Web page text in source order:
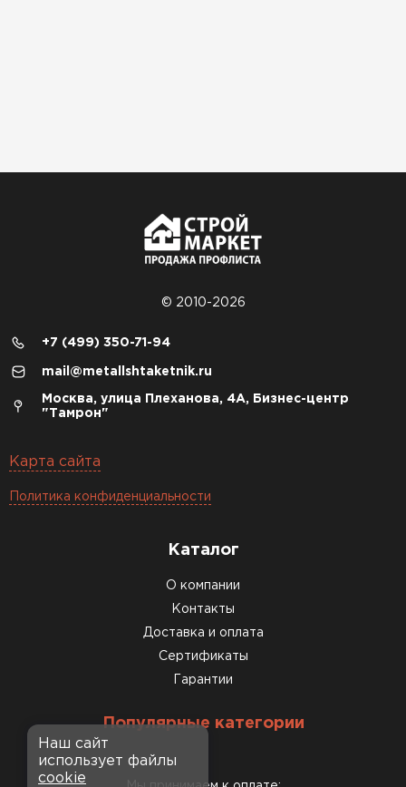
© 2010-2026
+7 (499) 350-71-94
mail@metallshtaketnik.ru
Москва, улица Плеханова, 4А, Бизнес-центр
"Тамрон"
Карта сайта
Политика конфиденциальности
Каталог
О компании
Контакты
Доставка и оплата
Сертификаты
Гарантии
Популярные категории
Наш сайт
использует файлы
cookie